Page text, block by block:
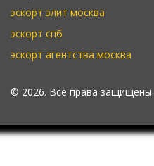
эскорт элит москва
эскорт спб
эскорт агентства москва
© 2026. Все права защищены.